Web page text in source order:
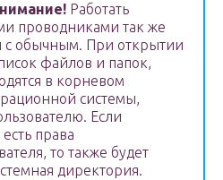
Работать
проводниками так же
с обычным. При открытии
файлов и папок,
в корневом
системы,
Если
права
то также будет
директория.